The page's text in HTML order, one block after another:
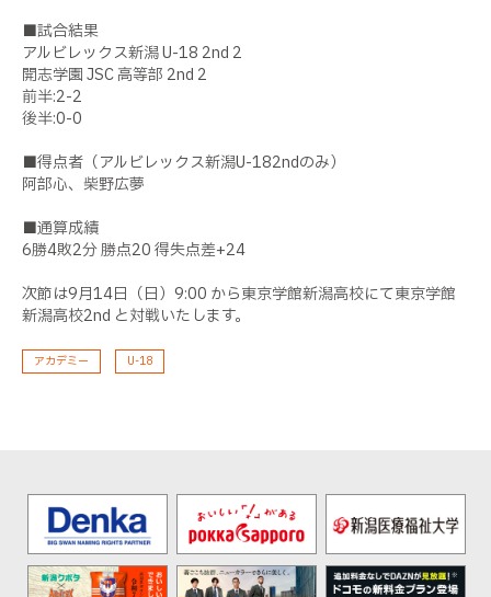
■試合結果
アルビレックス新潟 U-18 2nd 2
開志学園 JSC 高等部 2nd 2
前半:2-2
後半:0-0
■得点者（アルビレックス新潟U-182ndのみ）
阿部心、柴野広夢
■通算成績
6勝4敗2分 勝点20 得失点差+24
次節は9月14日（日）9:00 から東京学館新潟高校にて東京学館
新潟高校2nd と対戦いたします。
アカデミー U-18